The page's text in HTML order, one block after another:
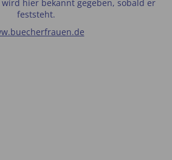
hier bekannt gegeben, sobald er
feststeht.